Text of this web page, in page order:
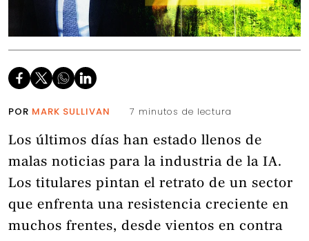
POR MARK SULLIVAN 7 minutos de lectura
Los últimos días han estado llenos de
malas noticias para la industria de la IA.
Los titulares pintan el retrato de un sector
que enfrenta una resistencia creciente en
muchos frentes, desde vientos en contra